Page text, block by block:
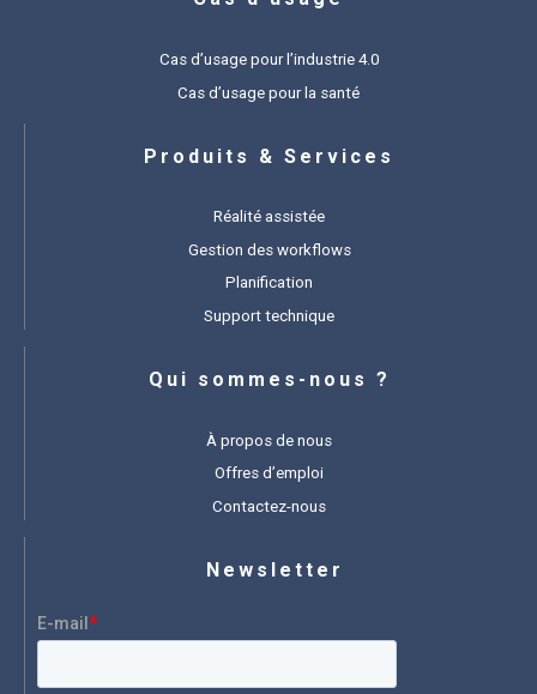
Cas d’usage pour l’industrie 4.0
Cas d’usage pour la santé
Produits & Services
Réalité assistée
Gestion des workflows
Planification
Support technique
Qui sommes-nous ?
À propos de nous
Offres d’emploi
Contactez-nous
Newsletter